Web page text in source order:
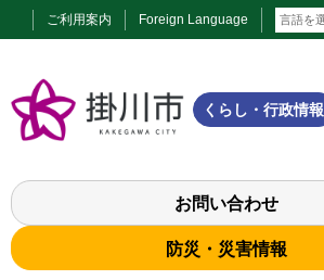
ご利用案内 Foreign Language
くらし・行政情報
お問い合わせ
防災・災害情報